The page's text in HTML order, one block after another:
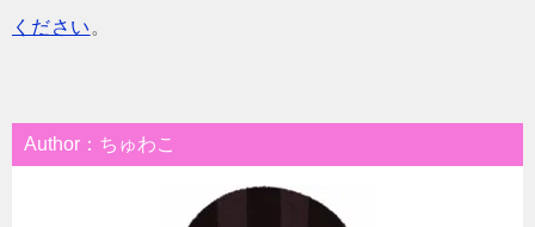
ください 。
Author：ちゅわこ